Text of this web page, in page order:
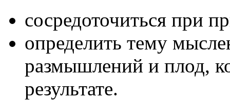
сосредоточиться при
определить тему
размышлений и плод,
результате.